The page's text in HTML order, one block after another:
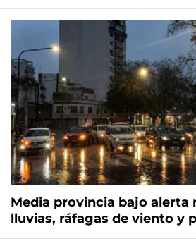
Media provincia bajo alerta
lluvias, ráfagas de viento y